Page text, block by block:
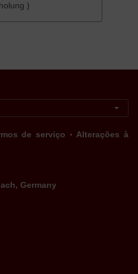
)
de serviço . Alterações à
Germany